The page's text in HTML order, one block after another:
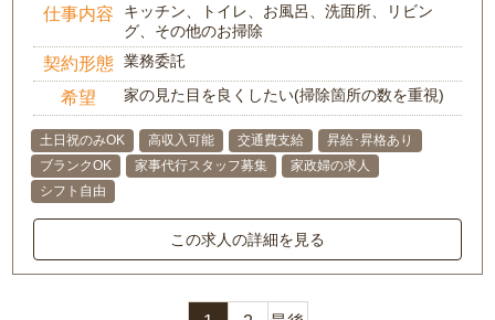
仕事内容
キッチン、トイレ、お風呂、洗面所、リビン
グ、その他のお掃除
契約形態 業務委託
希望 家の見た目を良くしたい(掃除箇所の数を重視)
土日祝のみOK 高収入可能 交通費支給
昇給･昇格あり
ブランクOK
家事代行スタッフ募集
家政婦の求人
シフト自由
この求人の詳細を見る